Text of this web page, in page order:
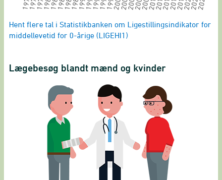
End of interactive chart.
Hent flere tal i Statistikbanken om Ligestillingsindikator for
middellevetid for 0-årige (LIGEHI1)
Lægebesøg blandt mænd og kvinder